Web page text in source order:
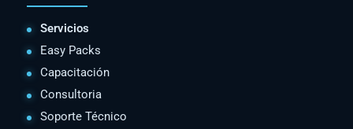
Servicios
Easy Packs
Capacitación
Consultoria
Soporte Técnico